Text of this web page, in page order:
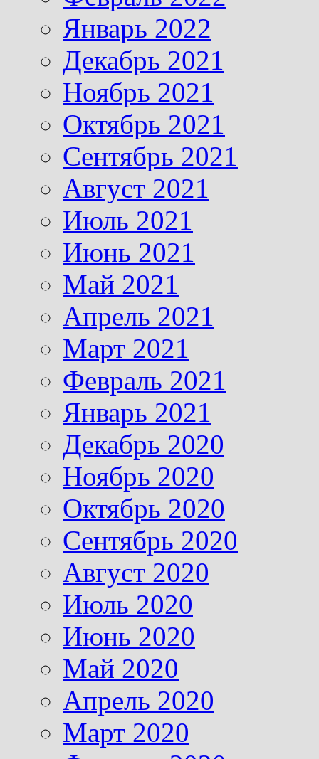
Январь 2022
Декабрь 2021
Ноябрь 2021
Октябрь 2021
Сентябрь 2021
Август 2021
Июль 2021
Июнь 2021
Май 2021
Апрель 2021
Март 2021
Февраль 2021
Январь 2021
Декабрь 2020
Ноябрь 2020
Октябрь 2020
Сентябрь 2020
Август 2020
Июль 2020
Июнь 2020
Май 2020
Апрель 2020
Март 2020